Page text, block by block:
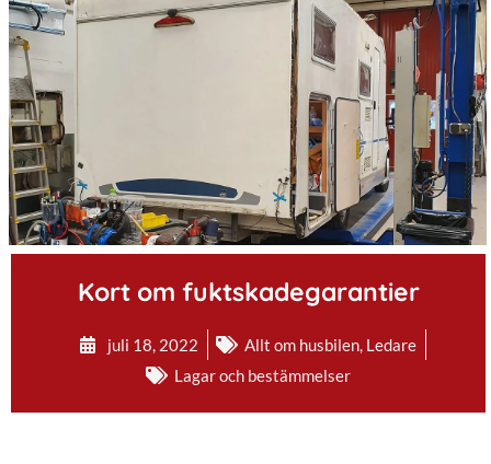
.
Kort om fuktskadegarantier
juli 18, 2022 Allt om husbilen, Ledare
Lagar och bestämmelser